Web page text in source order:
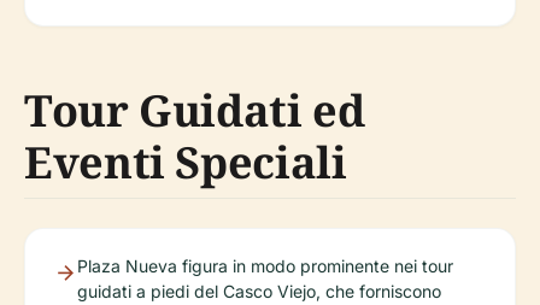
Tour Guidati ed
Eventi Speciali
Plaza Nueva figura in modo prominente nei tour
guidati a piedi del Casco Viejo, che forniscono